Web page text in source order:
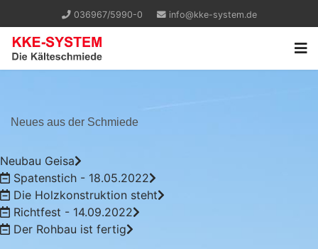
036967/5990-0 info@kke-system.de
Neues aus der Schmiede
Neubau Geisa
Spatenstich - 18.05.2022
Die Holzkonstruktion steht
Richtfest - 14.09.2022
Der Rohbau ist fertig